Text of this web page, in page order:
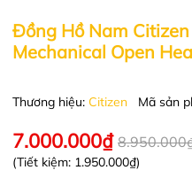
Đồng Hồ Nam
Mechanical Open
Thương hiệu: Citizen Mã sản
7.000.000₫
(Tiết kiệm: 1.950.000₫)